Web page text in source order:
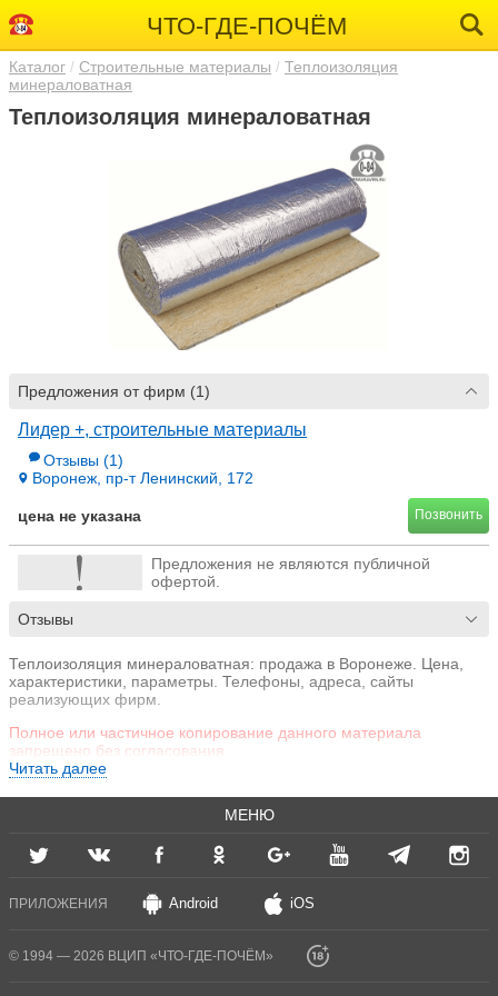
ЧТО-ГДЕ-ПОЧЁМ
Каталог Строительные материалы
Теплоизоляция
минераловатная
Теплоизоляция минераловатная
Предложения от фирм (1)
Лидер +, строительные материалы
Отзывы (1)
Воронеж, пр-т Ленинский, 172
цена не указана Позвонить
Предложения не являются публичной
офертой.
Отзывы
Теплоизоляция минераловатная: продажа в Воронеже. Цена,
характеристики, параметры. Телефоны, адреса, сайты
реализующих фирм.
Полное или частичное копирование данного материала
запрещено без согласования.
Читать далее
МЕНЮ
ПРИЛОЖЕНИЯ Android iOS
© 1994 — 2026 ВЦИП «ЧТО-ГДЕ-ПОЧЁМ»